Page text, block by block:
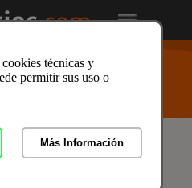
clasificados/
/Moda Mujer/Abrigos y
Chaquetas en Zaragoza
€ 95,00
técnicas y
permitir sus uso o
Más Información